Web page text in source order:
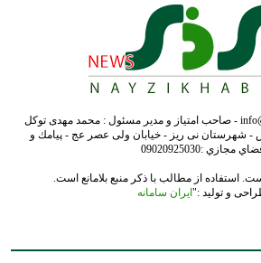
نشانی ایمیل: info@nayzinews.ir - صاحب امتیاز و مدیر مسئول : محمد مهدی توکل
- شهرستان نی ریز - خیابان ولی عصر عج - پيامك و
مجازي :09020925030
استفاده از مطالب با ذکر منبع بلامانع است.
و تولید :" ایران سامانه